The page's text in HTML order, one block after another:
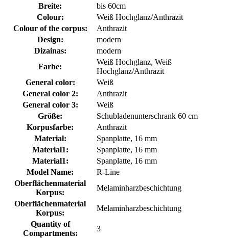
Breite:
bis 60cm
Colour:
Weiß Hochglanz/Anthrazit
Colour of the corpus:
Anthrazit
Design:
modern
Dizainas:
modern
Farbe:
Weiß Hochglanz, Weiß
Hochglanz/Anthrazit
General color:
Weiß
General color 2:
Anthrazit
General color 3:
Weiß
Größe:
Schubladenunterschrank 60 cm
Korpusfarbe:
Anthrazit
Material:
Spanplatte, 16 mm
Material1:
Spanplatte, 16 mm
Material1:
Spanplatte, 16 mm
Model Name:
R-Line
Oberflächenmaterial
Korpus:
Melaminharzbeschichtung
Oberflächenmaterial
Korpus:
Melaminharzbeschichtung
Quantity of
Compartments:
3